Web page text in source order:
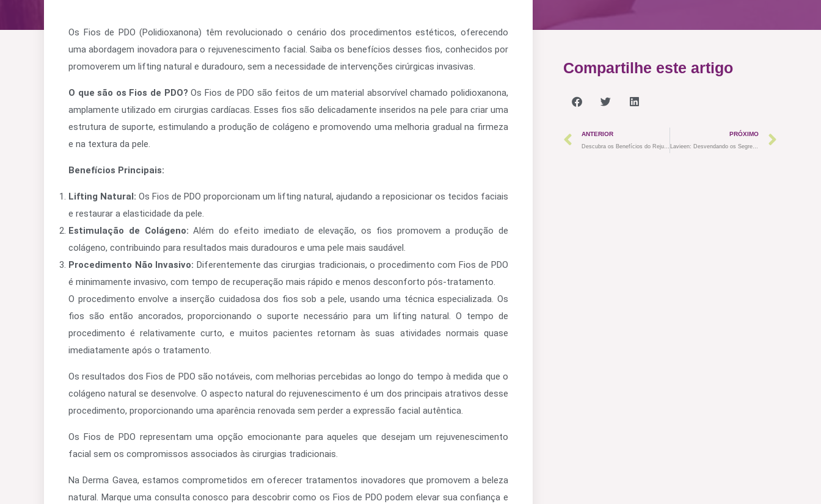
Os Fios de PDO (Polidioxanona) têm revolucionado o cenário dos procedimentos estéticos, oferecendo
uma abordagem inovadora para o rejuvenescimento facial. Saiba os benefícios desses fios, conhecidos por
promoverem um lifting natural e duradouro, sem a necessidade de intervenções cirúrgicas invasivas.
O que são os Fios de PDO? Os Fios de PDO são feitos de um material absorvível chamado polidioxanona,
amplamente utilizado em cirurgias cardíacas. Esses fios são delicadamente inseridos na pele para criar uma
estrutura de suporte, estimulando a produção de colágeno e promovendo uma melhoria gradual na firmeza
e na textura da pele.
Benefícios Principais:
Lifting Natural: Os Fios de PDO proporcionam um lifting natural, ajudando a reposicionar os tecidos faciais
e restaurar a elasticidade da pele.
Estimulação de Colágeno: Além do efeito imediato de elevação, os fios promovem a produção de
colágeno, contribuindo para resultados mais duradouros e uma pele mais saudável.
Procedimento Não Invasivo: Diferentemente das cirurgias tradicionais, o procedimento com Fios de PDO
é minimamente invasivo, com tempo de recuperação mais rápido e menos desconforto pós-tratamento.
O procedimento envolve a inserção cuidadosa dos fios sob a pele, usando uma técnica especializada. Os
fios são então ancorados, proporcionando o suporte necessário para um lifting natural. O tempo de
procedimento é relativamente curto, e muitos pacientes retornam às suas atividades normais quase
imediatamente após o tratamento.
Os resultados dos Fios de PDO são notáveis, com melhorias percebidas ao longo do tempo à medida que o
colágeno natural se desenvolve. O aspecto natural do rejuvenescimento é um dos principais atrativos desse
procedimento, proporcionando uma aparência renovada sem perder a expressão facial autêntica.
Os Fios de PDO representam uma opção emocionante para aqueles que desejam um rejuvenescimento
facial sem os compromissos associados às cirurgias tradicionais.
Na Derma Gavea, estamos comprometidos em oferecer tratamentos inovadores que promovem a beleza
natural. Marque uma consulta conosco para descobrir como os Fios de PDO podem elevar sua confiança e
Compartilhe este artigo
ANTERIOR
Descubra os Benefícios do Rejuvenescimento com Laser CO2 Fracionado
PRÓXIMO
Lavieen: Desvendando os Segredos da Beleza